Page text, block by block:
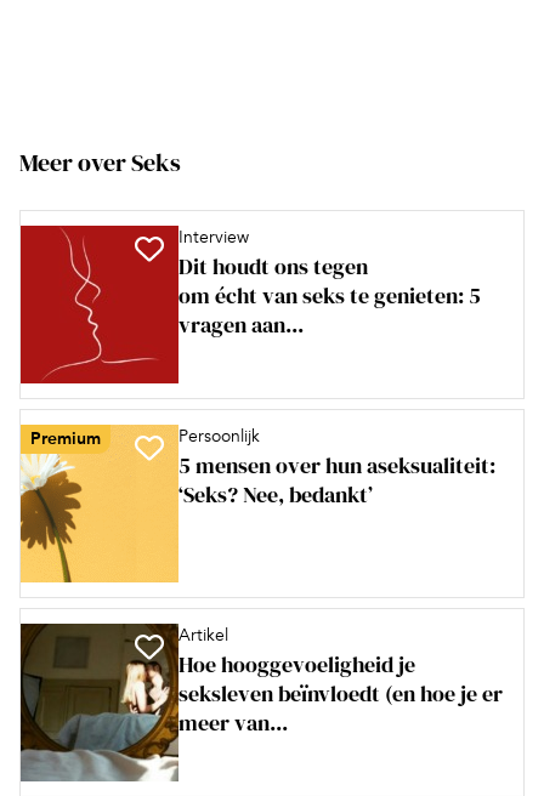
Meer over Seks
Interview
Dit houdt ons tegen
om écht van seks te genieten: 5
vragen aan...
Premium Persoonlijk
5 mensen over hun aseksualiteit:
‘Seks? Nee, bedankt’
Artikel
Hoe hooggevoeligheid je
seksleven beïnvloedt (en hoe je er
meer van...